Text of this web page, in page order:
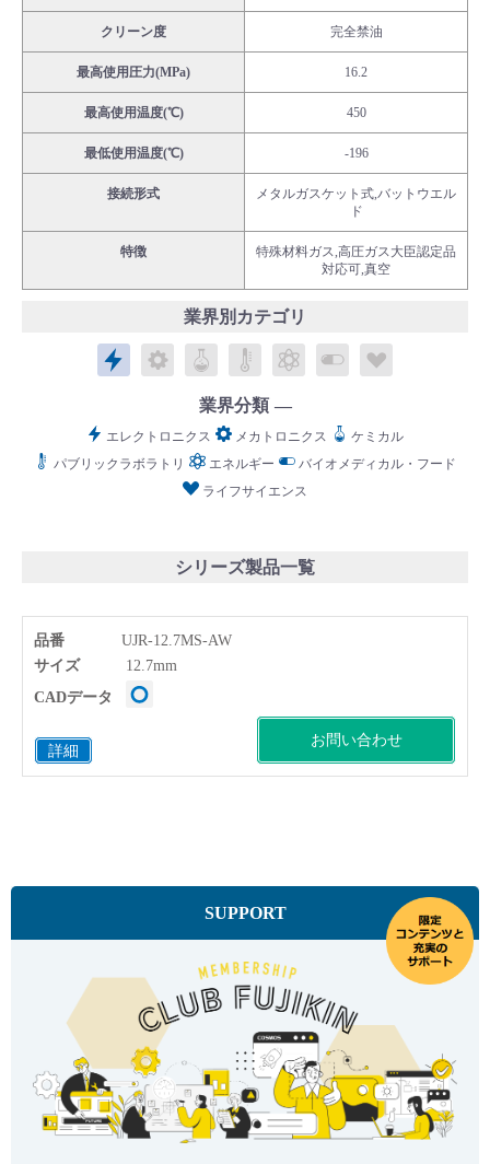
会社情報
Corporate Blog
採用情報
日本語／English
お問い合わせ
クリーン度 完全禁油
最高使用圧力(MPa) 16.2
最高使用温度(℃) 450
最低使用温度(℃) -196
接続形式
メタルガスケット式,バットウエル
ド
特徴
特殊材料ガス,高圧ガス大臣認定品
対応可,真空
業界別カテゴリ
エレクトロニクス
メカトロニクス
ケミカルパブリックラボラトリ
エネルギーバイオメディカ
業界分類
エレクトロニクス メカトロニクス
ケミカル
パブリックラボラトリ
エネルギー
バイオメディカル・フード
ライフサイエンス
シリーズ製品一覧
品番 UJR-12.7MS-AW
詳細
サイズ 12.7mm
お問い合わせ
CADデータ
SUPPORT